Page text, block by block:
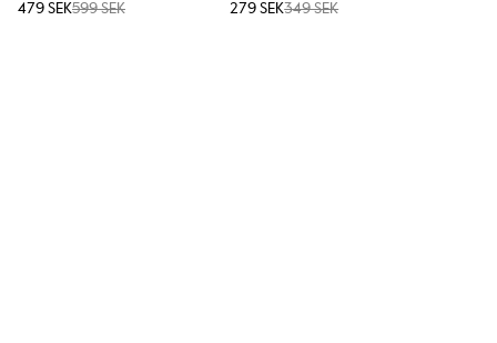
479 SEK599 SEK
279 SEK349 SEK